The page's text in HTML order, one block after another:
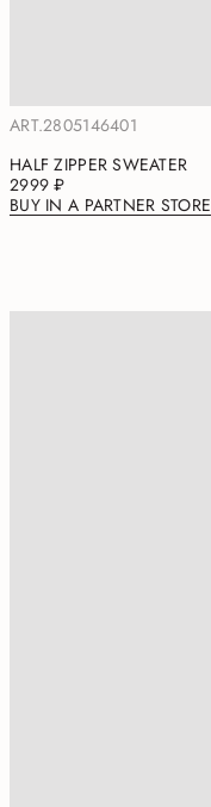
ART.2805146401
HALF ZIPPER SWEATER
2999 ₽
BUY IN A PARTNER STORE